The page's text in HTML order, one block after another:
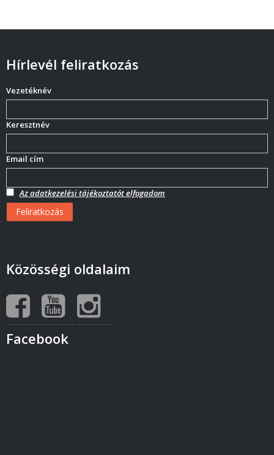
Hírlevél feliratkozás
Vezetéknév
Keresztnév
Email cím
Az adatkezelési tájékoztatót elfogadom
Közösségi oldalaim
Facebook